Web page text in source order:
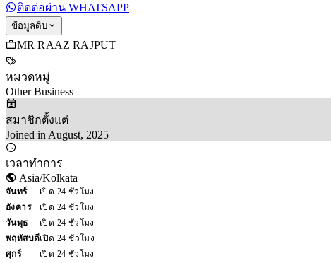
ติดต่อผ่าน WHATSAPP
ข้อมูลดิบ
MR RAAZ RAJPUT
หมวดหมู่
Other Business
สมาชิกตั้งแต่
Joined in August, 2025
เวลาทำการ
Asia/Kolkata
จันทร์
เปิด 24 ชั่วโมง
อังคาร
เปิด 24 ชั่วโมง
วันพุธ
เปิด 24 ชั่วโมง
พฤหัสบดีเปิด 24 ชั่วโมง
ศุกร์
เปิด 24 ชั่วโมง